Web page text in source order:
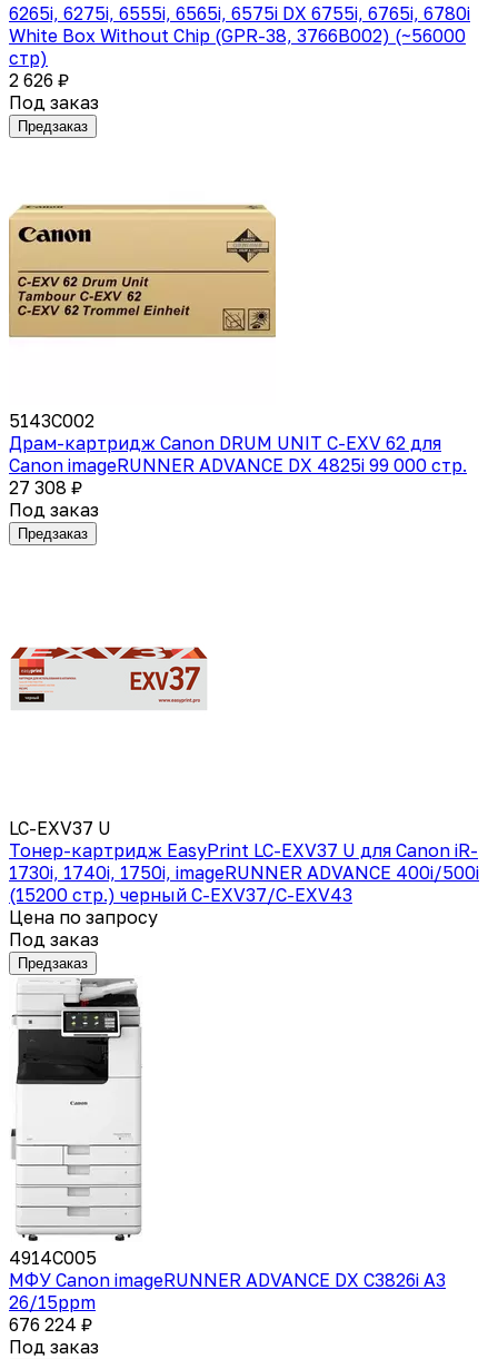
6265i, 6275i, 6555i, 6565i, 6575i DX 6755i, 6765i, 6780i
White Box Without Chip (GPR-38, 3766B002) (~56000
стр)
2 626 ₽
Под заказ
Предзаказ
5143C002
Драм-картридж Canon DRUM UNIT C-EXV 62 для
Canon imageRUNNER ADVANCE DX 4825i 99 000 стр.
27 308 ₽
Под заказ
Предзаказ
LC-EXV37 U
Тонер-картридж EasyPrint LC-EXV37 U для Canon iR-
1730i, 1740i, 1750i, imageRUNNER ADVANCE 400i/500i
(15200 стр.) черный C-EXV37/C-EXV43
Цена по запросу
Под заказ
Предзаказ
4914C005
МФУ Canon imageRUNNER ADVANCE DX C3826i A3
26/15ppm
676 224 ₽
Под заказ